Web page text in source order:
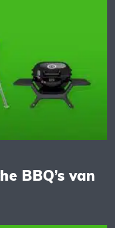
BBQ’s van